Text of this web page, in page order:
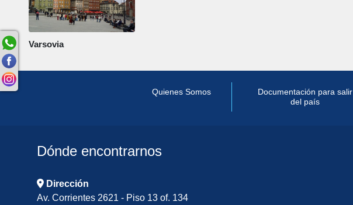
Varsovia
Quienes Somos
Documentación para salir
del país
Dónde encontrarnos
Dirección
Av. Corrientes 2621 - Piso 13 of. 134